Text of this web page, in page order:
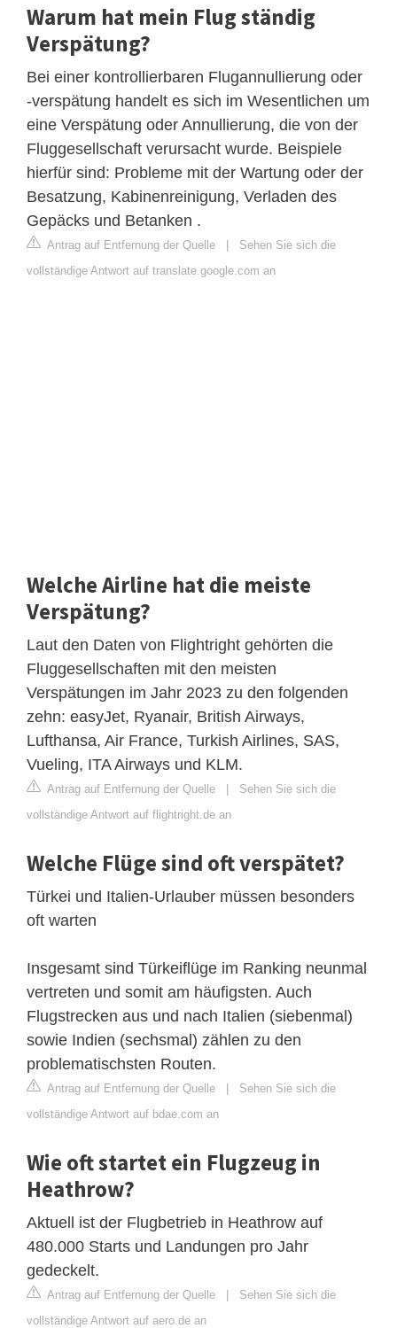
Warum hat mein Flug ständig
Verspätung?
Bei einer kontrollierbaren Flugannullierung oder
-verspätung handelt es sich im Wesentlichen um
eine Verspätung oder Annullierung, die von der
Fluggesellschaft verursacht wurde. Beispiele
hierfür sind: Probleme mit der Wartung oder der
Besatzung, Kabinenreinigung, Verladen des
Gepäcks und Betanken .
Antrag auf Entfernung der Quelle | Sehen Sie sich die
vollständige Antwort auf translate.google.com an
Welche Airline hat die meiste
Verspätung?
Laut den Daten von Flightright gehörten die
Fluggesellschaften mit den meisten
Verspätungen im Jahr 2023 zu den folgenden
zehn: easyJet, Ryanair, British Airways,
Lufthansa, Air France, Turkish Airlines, SAS,
Vueling, ITA Airways und KLM.
Antrag auf Entfernung der Quelle | Sehen Sie sich die
vollständige Antwort auf flightright.de an
Welche Flüge sind oft verspätet?
Türkei und Italien-Urlauber müssen besonders
oft warten
Insgesamt sind Türkeiflüge im Ranking neunmal
vertreten und somit am häufigsten. Auch
Flugstrecken aus und nach Italien (siebenmal)
sowie Indien (sechsmal) zählen zu den
problematischsten Routen.
Antrag auf Entfernung der Quelle | Sehen Sie sich die
vollständige Antwort auf bdae.com an
Wie oft startet ein Flugzeug in
Heathrow?
Aktuell ist der Flugbetrieb in Heathrow auf
480.000 Starts und Landungen pro Jahr
gedeckelt.
Antrag auf Entfernung der Quelle | Sehen Sie sich die
vollständige Antwort auf aero.de an